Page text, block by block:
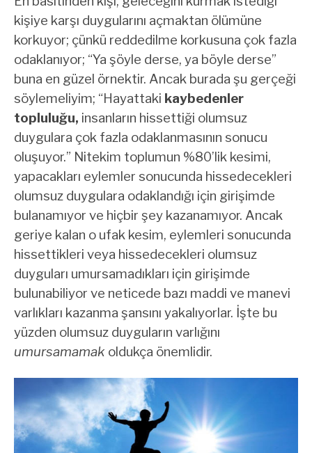
kişiye karşı duygularını açmaktan ölümüne
korkuyor; çünkü reddedilme korkusuna çok fazla
odaklanıyor; “Ya şöyle derse, ya böyle derse”
buna en güzel örnektir. Ancak burada şu gerçeği
söylemeliyim; “Hayattaki kaybedenler
topluluğu, insanların hissettiği olumsuz
duygulara çok fazla odaklanmasının sonucu
oluşuyor.” Nitekim toplumun %80’lik kesimi,
yapacakları eylemler sonucunda hissedecekleri
olumsuz duygulara odaklandığı için girişimde
bulanamıyor ve hiçbir şey kazanamıyor. Ancak
geriye kalan o ufak kesim, eylemleri sonucunda
hissettikleri veya hissedecekleri olumsuz
duyguları umursamadıkları için girişimde
bulunabiliyor ve neticede bazı maddi ve manevi
varlıkları kazanma şansını yakalıyorlar. İşte bu
yüzden olumsuz duyguların varlığını
umursamamak oldukça önemlidir.